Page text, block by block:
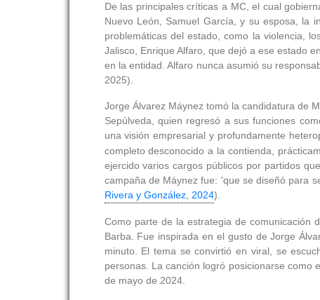
De las principales críticas a MC, el cual
Nuevo León, Samuel García, y su esposa, la
problemáticas del estado, como la violencia,
Jalisco, Enrique Alfaro, que dejó a ese estado
en la entidad. Alfaro nunca asumió su
2025).
Jorge Álvarez Máynez tomó la candidatura de
Sepúlveda, quien regresó a sus funciones
una visión empresarial y profundamente
completo desconocido a la contienda,
ejercido varios cargos públicos por partidos
campaña de Máynez fue: 'que se diseñó para
Rivera y González, 2024).
Como parte de la estrategia de comunicación
Barba. Fue inspirada en el gusto de Jorge
minuto. El tema se convirtió en viral, se
personas. La canción logró posicionarse
de mayo de 2024.